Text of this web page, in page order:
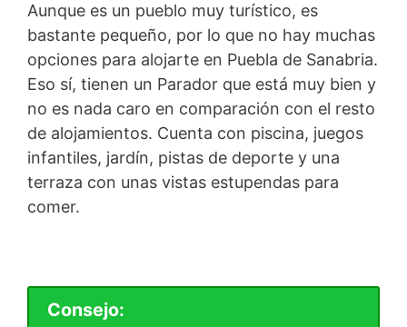
Aunque es un pueblo muy turístico, es
bastante pequeño, por lo que no hay muchas
opciones para alojarte en Puebla de Sanabria.
Eso sí, tienen un Parador que está muy bien y
no es nada caro en comparación con el resto
de alojamientos. Cuenta con piscina, juegos
infantiles, jardín, pistas de deporte y una
terraza con unas vistas estupendas para
comer.
Consejo: